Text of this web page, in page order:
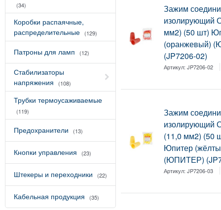
(34)
Коробки распаячные,
распределительные
(129)
Патроны для ламп (12)
Стабилизаторы
напряжения
(108)
Трубки термоусаживаемые
(119)
Предохранители (13)
Кнопки управления (23)
Штекеры и переходники (22)
Кабельная продукция (35)
Зажим
изолирующий
мм2) (50 шт)
(оранжевый)
(JP7206-02)
Артикул:JP7206-02
Зажим
изолирующий
(11,0 мм2) (50
Юпитер
(ЮПИТЕР)
Артикул:JP7206-03